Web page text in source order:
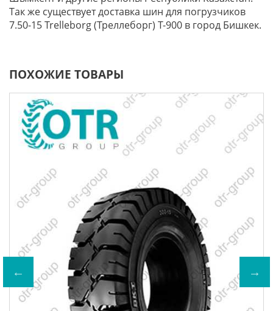
Так же существует доставка шин для погрузчиков
7.50-15 Trelleborg (Треллеборг) T-900 в город Бишкек.
ПОХОЖИЕ ТОВАРЫ